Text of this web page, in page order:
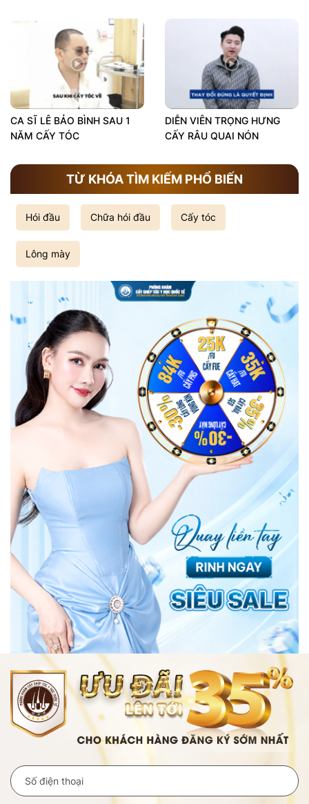
CA SĨ LÊ BẢO BÌNH SAU 1
NĂM CẤY TÓC
DIỄN VIÊN TRỌNG HƯNG
CẤY RÂU QUAI NÓN
TỪ KHÓA TÌM KIẾM PHỔ BIẾN
Hói đầu Chữa hói đầu Cấy tóc
Lông mày